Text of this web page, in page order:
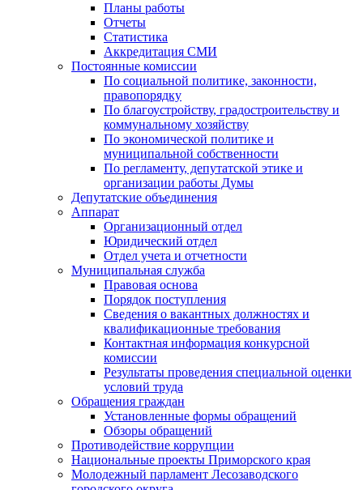
Планы работы
Отчеты
Статистика
Аккредитация СМИ
Постоянные комиссии
По социальной политике, законности,
правопорядку
По благоустройству, градостроительству и
коммунальному хозяйству
По экономической политике и
муниципальной собственности
По регламенту, депутатской этике и
организации работы Думы
Депутатские объединения
Аппарат
Организационный отдел
Юридический отдел
Отдел учета и отчетности
Муниципальная служба
Правовая основа
Порядок поступления
Сведения о вакантных должностях и
квалификационные требования
Контактная информация конкурсной
комиссии
Результаты проведения специальной оценки
условий труда
Обращения граждан
Установленные формы обращений
Обзоры обращений
Противодействие коррупции
Национальные проекты Приморского края
Молодежный парламент Лесозаводского